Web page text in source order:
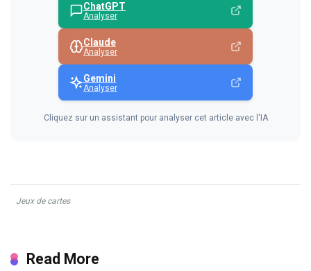
ChatGPT
Analyser
Claude
Analyser
Gemini
Analyser
Cliquez sur un assistant pour analyser cet article avec l'IA
Jeux de cartes
Read More